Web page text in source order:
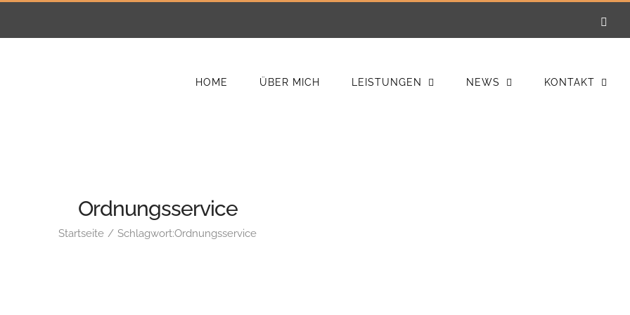
HOME ÜBER MICH LEISTUNGEN NEWS KONTAKT
Ordnungsservice
Startseite Schlagwort:Ordnungsservice